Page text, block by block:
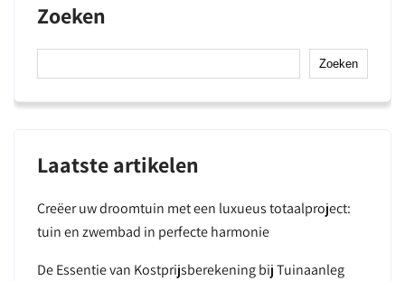
Zoeken
Zoeken
Laatste artikelen
Creëer uw droomtuin met een luxueus totaalproject:
tuin en zwembad in perfecte harmonie
De Essentie van Kostprijsberekening bij Tuinaanleg